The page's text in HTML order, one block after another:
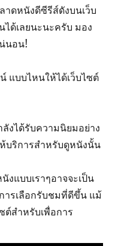
าดหนังดีซีรีส์ดังบนเว็บ
ได้เลยนะนะครับ มอง
นอน!
แบบไหนให้ได้เว็บไซต์
งได้รับความนิยมอย่าง
บริการสำหรับดูหนังนั้น
แบบเราๆอาจจะเป็น
ารเลือกรับชมที่ดีขึ้น แม้
ต์สำหรับเพื่อการ